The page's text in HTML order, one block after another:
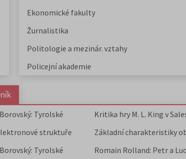
Ekonomické fakulty
Žurnalistika
Politologie a mezinár. vztahy
Policejní akademie
Tyrolské
Kritika hry M. L. King v
struktuře
Základní charakteristiky
a geografie sídel
Tyrolské
Romain Rolland: Petr a